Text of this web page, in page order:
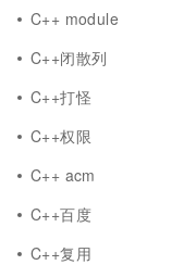
C++ module
C++闭散列
C++打怪
C++权限
C++ acm
C++百度
C++复用